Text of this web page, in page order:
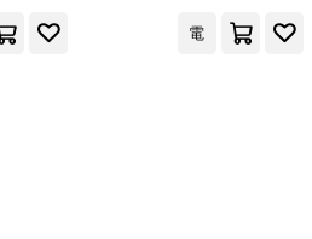
電